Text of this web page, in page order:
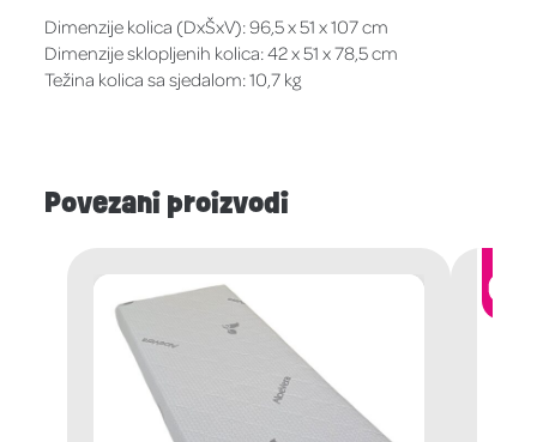
Dimenzije kolica (DxŠxV): 96,5 x 51 x 107 cm
Dimenzije sklopljenih kolica: 42 x 51 x 78,5 cm
Težina kolica sa sjedalom: 10,7 kg
Povezani proizvodi